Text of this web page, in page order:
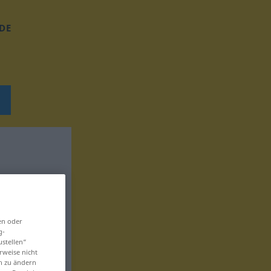
DE
oder
nicht
zu ändern